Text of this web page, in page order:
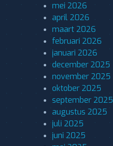
mei 2026
april 2026
maart 2026
februari 2026
januari 2026
december 2025
november 2025
oktober 2025
september 2025
augustus 2025
juli 2025
juni 2025